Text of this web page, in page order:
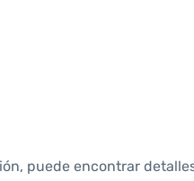
puede encontrar